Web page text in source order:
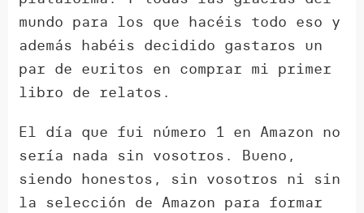
mundo para los que hacéis todo eso y
además habéis decidido gastaros un
par de euritos en comprar mi primer
libro de relatos.
El día que fui número 1 en Amazon no
sería nada sin vosotros. Bueno,
siendo honestos, sin vosotros ni sin
la selección de Amazon para formar